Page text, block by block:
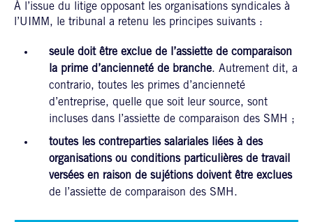
À l’issue du litige opposant les organisations syndicales à
l’UIMM, le tribunal a retenu les principes suivants :
seule doit être exclue de l’assiette de comparaison
la prime d’ancienneté de branche. Autrement dit, a
contrario, toutes les primes d’ancienneté
d’entreprise, quelle que soit leur source, sont
incluses dans l’assiette de comparaison des SMH ;
toutes les contreparties salariales liées à des
organisations ou conditions particulières de travail
versées en raison de sujétions doivent être exclues
de l’assiette de comparaison des SMH.